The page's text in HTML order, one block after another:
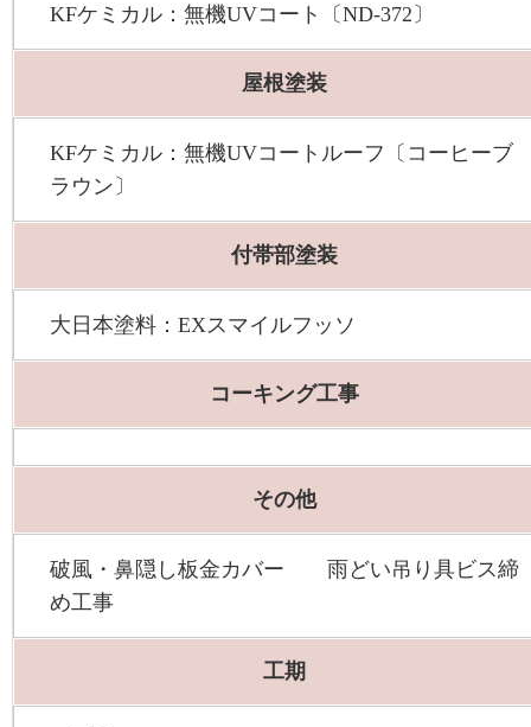
KFケミカル：無機UVコート〔ND-372〕
屋根塗装
KFケミカル：無機UVコートルーフ〔コーヒーブ
ラウン〕
付帯部塗装
大日本塗料：EXスマイルフッソ
コーキング工事
その他
破風・鼻隠し板金カバー 雨どい吊り具ビス締
め工事
工期